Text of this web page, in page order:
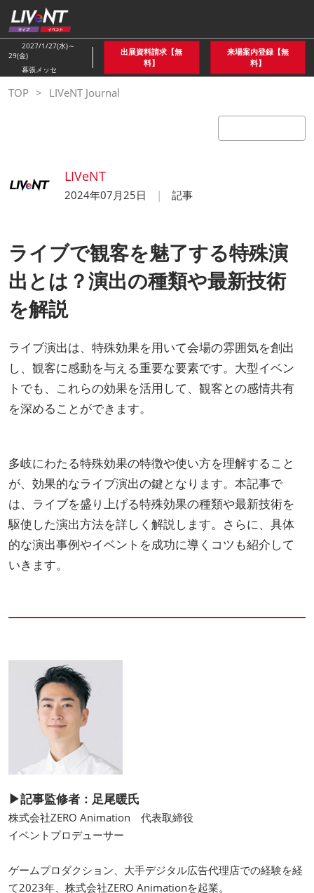
ス
キ
ッ
プ
し
て
2027/1/27(水)～
29(金)
幕張メッセ
出展資料請求【無
料】
来場案内登録【無
料】
TOP LIVeNT Journal
LIVeNT
2024年07月25日 記事
ライブで観客を魅了する特殊演
出とは？演出の種類や最新技術
を解説
ライブ演出は、特殊効果を用いて会場の雰囲気を創出
し、観客に感動を与える重要な要素です。大型イベン
トでも、これらの効果を活用して、観客との感情共有
を深めることができます。
多岐にわたる特殊効果の特徴や使い方を理解すること
が、効果的なライブ演出の鍵となります。本記事で
は、ライブを盛り上げる特殊効果の種類や最新技術を
駆使した演出方法を詳しく解説します。さらに、具体
的な演出事例やイベントを成功に導くコツも紹介して
いきます。
▶記事監修者：足尾暖氏
株式会社ZERO Animation 代表取締役
イベントプロデューサー
ゲームプロダクション、大手デジタル広告代理店での経験を経
て2023年、株式会社ZERO Animationを起業。